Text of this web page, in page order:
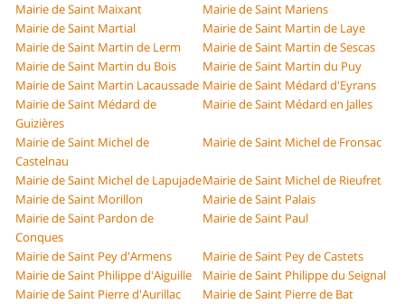
Mairie de Saint Maixant
Mairie de Saint Mariens
Mairie de Saint Martial
Mairie de Saint Martin de Laye
Mairie de Saint Martin de Lerm
Mairie de Saint Martin de Sescas
Mairie de Saint Martin du Bois
Mairie de Saint Martin du Puy
Mairie de Saint Martin Lacaussade Mairie de Saint Médard d'Eyrans
Mairie de Saint Médard de
Guizières
Mairie de Saint Médard en Jalles
Mairie de Saint Michel de
Castelnau
Mairie de Saint Michel de Fronsac
Mairie de Saint Michel de LapujadeMairie de Saint Michel de Rieufret
Mairie de Saint Morillon
Mairie de Saint Palais
Mairie de Saint Pardon de
Conques
Mairie de Saint Paul
Mairie de Saint Pey d'Armens
Mairie de Saint Pey de Castets
Mairie de Saint Philippe d'Aiguille
Mairie de Saint Philippe du Seignal
Mairie de Saint Pierre d'Aurillac
Mairie de Saint Pierre de Bat